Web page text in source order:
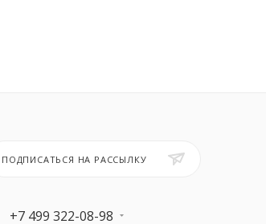
ПОДПИСАТЬСЯ НА РАССЫЛКУ
+7 499 322-08-98